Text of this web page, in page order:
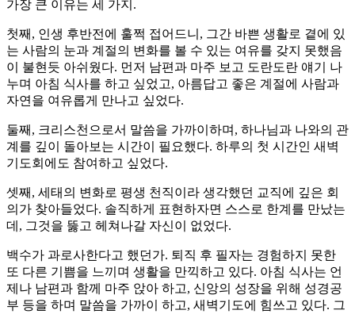
가장 큰 이유는 세 가지.
첫째, 인생 후반전에 훌쩍 접어드니, 그간 바쁜 생활로 곁에 있
는 사람의 눈과 계절의 변화를 볼 수 있는 여유를 갖지 못했음
이 불현듯 아쉬웠다. 먼저 남편과 마주 보고 도란도란 얘기 나
누며 아침 식사를 하고 싶었고, 아름답고 좋은 계절에 사람과
자연을 여유롭게 만나고 싶었다.
둘째, 크리스천으로서 말씀을 가까이하며, 하나님과 나와의 관
계를 깊이 돌아보는 시간이 필요했다. 하루의 첫 시간인 새벽
기도회에도 참여하고 싶었다.
셋째, 세태의 변화로 평생 천직이라 생각했던 교직에 깊은 회
의가 찾아들었다. 솔직하게 표현하자면 스스로 한계를 만났는
데, 그것을 뚫고 헤쳐나갈 자신이 없었다.
백수가 과로사한다고 했던가. 퇴직 후 필자는 경험하지 못한
또 다른 기쁨을 느끼며 생활을 만끽하고 있다. 아침 식사는 언
제나 남편과 함께 마주 앉아 하고, 신앙의 성장을 위해 성경공
부 등을 하며 말씀을 가까이 하고, 새벽기도에 힘쓰고 있다. 그